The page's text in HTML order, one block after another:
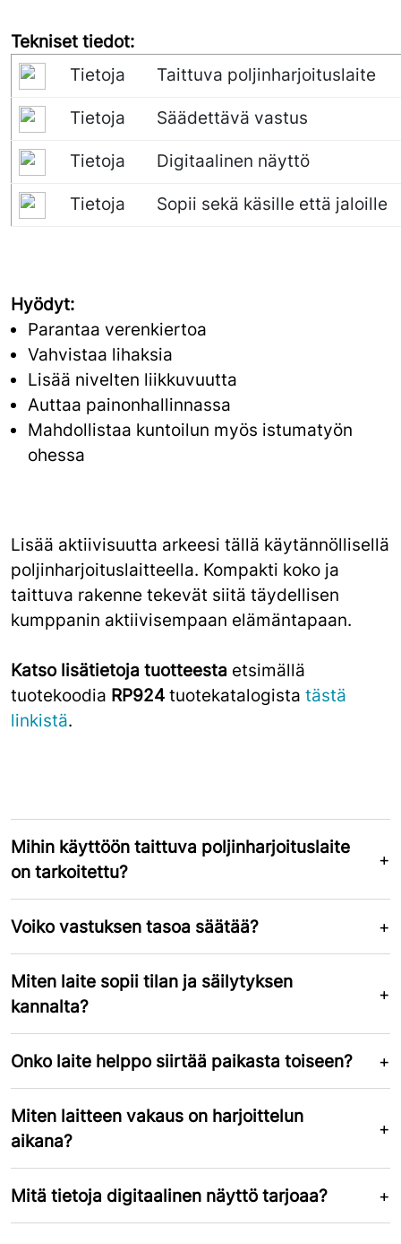
Tekniset tiedot:
Tietoja
Taittuva poljinharjoituslaite
Tietoja
Säädettävä vastus
Tietoja
Digitaalinen näyttö
Tietoja
Sopii sekä käsille että jaloille
Hyödyt:
Parantaa verenkiertoa
Vahvistaa lihaksia
Lisää nivelten liikkuvuutta
Auttaa painonhallinnassa
Mahdollistaa kuntoilun myös istumatyön
ohessa
Lisää aktiivisuutta arkeesi tällä käytännöllisellä
poljinharjoituslaitteella. Kompakti koko ja
taittuva rakenne tekevät siitä täydellisen
kumppanin aktiivisempaan elämäntapaan.
Katso lisätietoja tuotteesta etsimällä
tuotekoodia RP924 tuotekatalogista tästä
linkistä.
Mihin käyttöön taittuva poljinharjoituslaite
on tarkoitettu?
Voiko vastuksen tasoa säätää?
Miten laite sopii tilan ja säilytyksen
kannalta?
Onko laite helppo siirtää paikasta toiseen?
Miten laitteen vakaus on harjoittelun
aikana?
Mitä tietoja digitaalinen näyttö tarjoaa?